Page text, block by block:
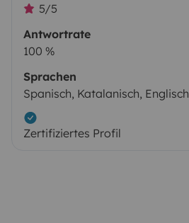
5/5
Antwortrate
100 %
Sprachen
Spanisch, Katalanisch, Englisch
Zertifiziertes Profil